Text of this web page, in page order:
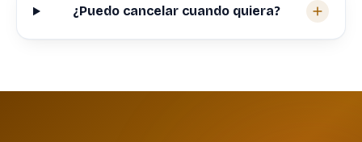
¿Puedo cancelar cuando quiera?